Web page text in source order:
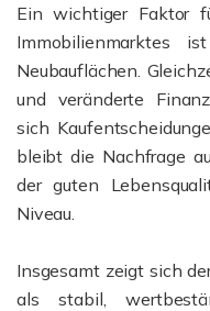
Ein wichtiger Faktor
Immobilienmarktes
Neubauflächen.
und veränderte
sich
bleibt die Nachfrage
der guten
Niveau.
Insgesamt zeigt sich
als stabil,